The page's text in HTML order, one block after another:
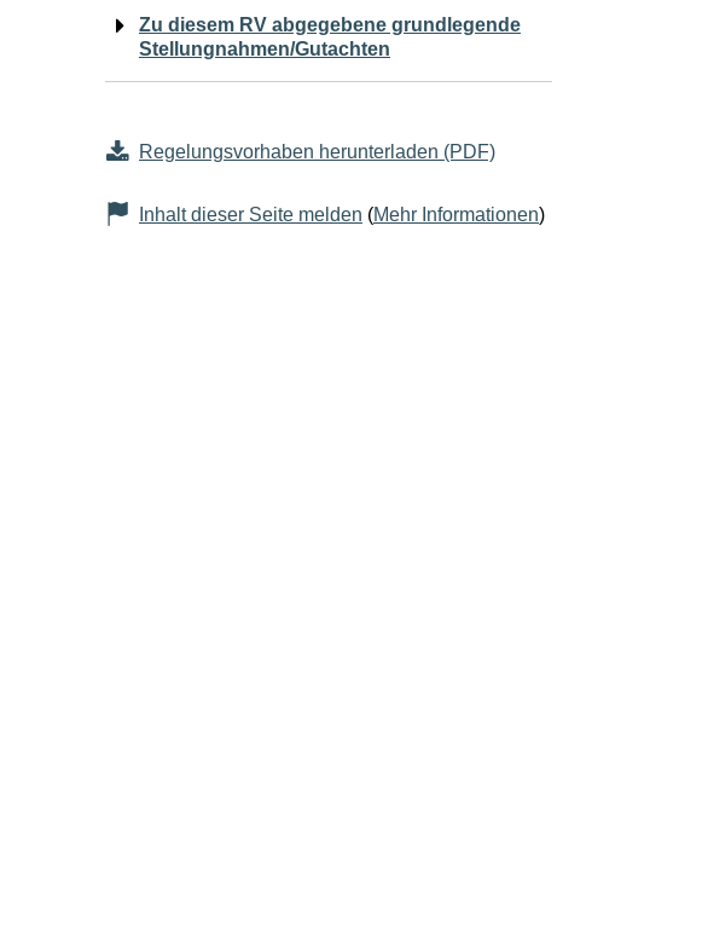
Zu diesem RV abgegebene grundlegende
Stellungnahmen/Gutachten
Regelungsvorhaben herunterladen (PDF)
Inhalt dieser Seite melden (Mehr Informationen)